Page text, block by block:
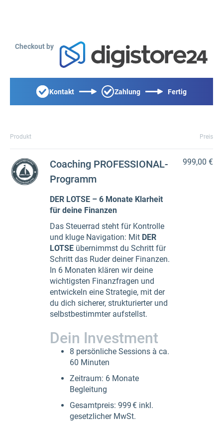
Checkout by
Kontakt Zahlung Fertig
Produkt Preis
Coaching PROFESSIONAL-
Programm
DER LOTSE – 6 Monate Klarheit
für deine Finanzen
Das Steuerrad steht für Kontrolle
und kluge Navigation: Mit DER
LOTSE übernimmst du Schritt für
Schritt das Ruder deiner Finanzen.
In 6 Monaten klären wir deine
wichtigsten Finanzfragen und
entwickeln eine Strategie, mit der
du dich sicherer, strukturierter und
selbstbestimmter aufstellst.
Dein Investment
8 persönliche Sessions à ca.
60 Minuten
Zeitraum: 6 Monate
Begleitung
Gesamtpreis: 999 € inkl.
gesetzlicher MwSt.
999,00 €